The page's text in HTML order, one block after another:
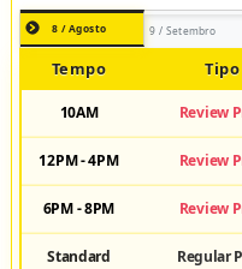
8 / Agosto 9 / Setembro
Tempo Tipo
10AM Review
12PM - 4PM Review
6PM - 8PM Review
Standard Regular